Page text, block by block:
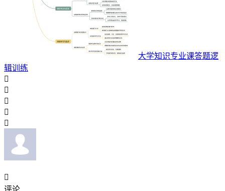
大学知识专业课答题逻
辑训练






评论